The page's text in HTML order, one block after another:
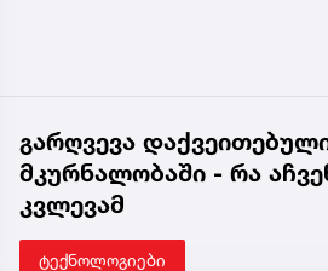
გარღვევა
მკურნალობაში - რა
კვლევამ
ტექნოლოგიები